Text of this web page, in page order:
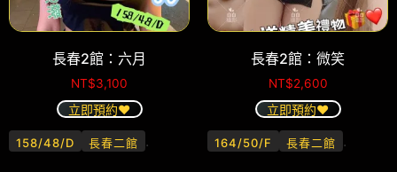
長春2館：六月
NT$3,100
立即預約❤️
158/48/D 長春二館 .
長春2館：微笑
NT$2,600
立即預約❤️
164/50/F 長春二館 .